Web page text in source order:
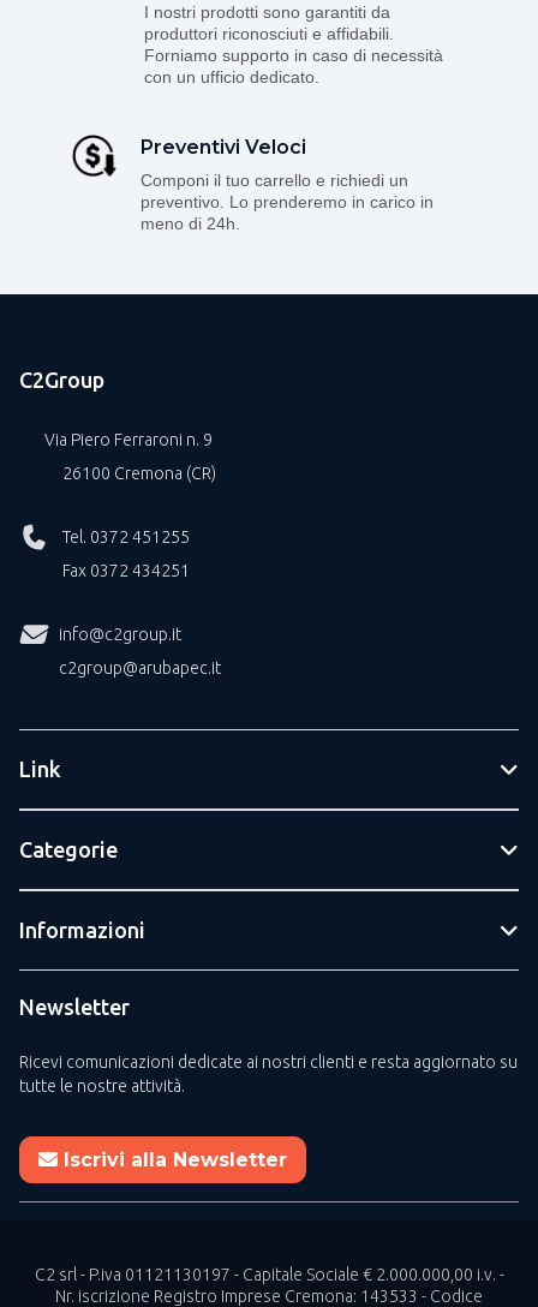
I nostri prodotti sono garantiti da
produttori riconosciuti e affidabili.
Forniamo supporto in caso di necessità
con un ufficio dedicato.
Preventivi Veloci
Componi il tuo carrello e richiedi un
preventivo. Lo prenderemo in carico in
meno di 24h.
C2Group
Via Piero Ferraroni n. 9
26100 Cremona (CR)
Tel. 0372 451255
Fax 0372 434251
info@c2group.it
c2group@arubapec.it
Link
Categorie
Informazioni
Newsletter
Ricevi comunicazioni dedicate ai nostri clienti e resta aggiornato su
tutte le nostre attività.
Iscrivi alla Newsletter
C2 srl - P.iva 01121130197 - Capitale Sociale € 2.000.000,00 i.v. -
Nr. iscrizione Registro Imprese Cremona: 143533 - Codice